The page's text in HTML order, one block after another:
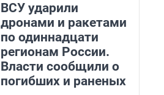
ВСУ ударили
дронами и ракетами
по одиннадцати
регионам России.
Власти сообщили о
погибших и раненых